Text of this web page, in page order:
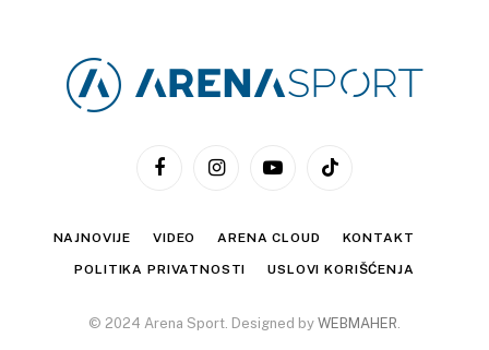
FacebookInstagramYouTubeTikTok
NAJNOVIJE VIDEO ARENA CLOUD KONTAKT
POLITIKA PRIVATNOSTI USLOVI KORIŠĆENJA
© 2024 Arena Sport. Designed by WEBMAHER